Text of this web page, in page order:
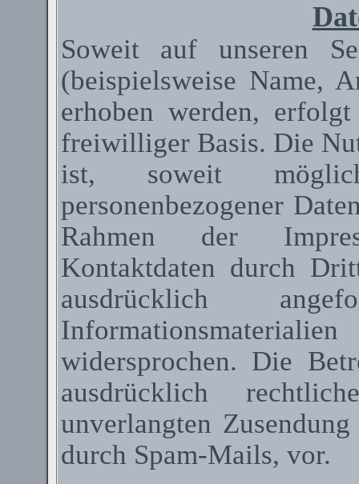
Soweit auf unseren
(beispielsweise Name,
erhoben werden,
freiwilliger Basis. Die
ist, soweit
personenbezogener
Rahmen der
Kontaktdaten durch
ausdrücklich
widersprochen. Die
ausdrücklich
unverlangten
durch Spam-Mails, vor.